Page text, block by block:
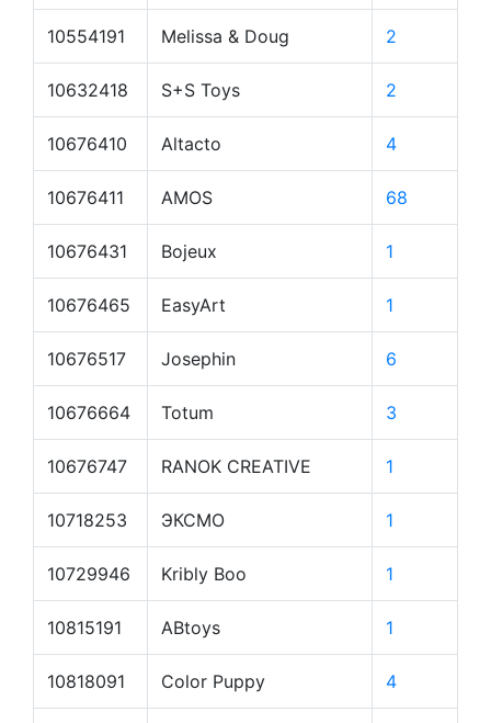
10554191 Melissa & Doug 2
10632418 S+S Toys 2
10676410 Altacto 4
10676411 AMOS 68
10676431 Bojeux 1
10676465 EasyArt 1
10676517 Josephin 6
10676664 Totum 3
10676747 RANOK CREATIVE 1
10718253 ЭКСМО 1
10729946 Kribly Boo 1
10815191 ABtoys 1
10818091 Color Puppy 4